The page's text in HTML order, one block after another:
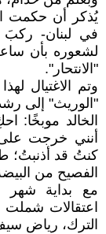
يُذكر أن حكمت
في لبنان- ركبَ
لشعوره بأن
"الانتحار".
وتم الاغتيال
"الوريث" إلى
الخالد موبخًا:
أنني خرجت
كنتُ قد أذنبتُ؛
الفصيح من
اعتقالات
الترك، رياض